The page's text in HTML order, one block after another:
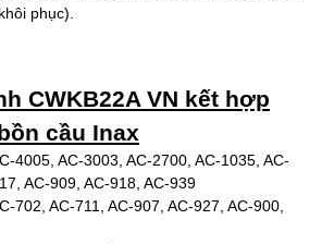
phục).
CWKB22A VN kết hợp
cầu Inax
4005, AC-3003, AC-2700, AC-1035, AC-
AC-909, AC-918, AC-939
702, AC-711, AC-907, AC-927, AC-900,